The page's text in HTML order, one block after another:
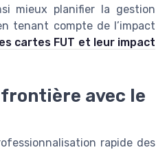
mieux planifier la gestion
tenant compte de l’impact
cartes FUT et leur impact
avec le
rapide des